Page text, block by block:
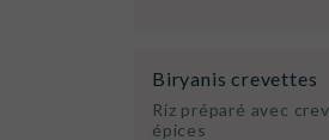
Biryanis crevettes
Riz préparé avec
épices